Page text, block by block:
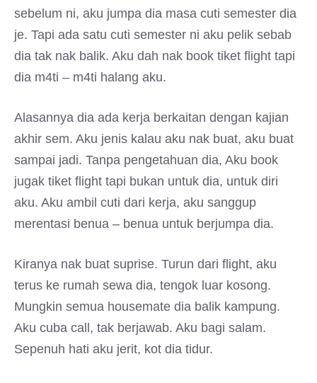
sebelum ni, aku jumpa dia masa cuti semester dia
je. Tapi ada satu cuti semester ni aku pelik sebab
dia tak nak balik. Aku dah nak book tiket flight tapi
dia m4ti – m4ti halang aku.
Alasannya dia ada kerja berkaitan dengan kajian
akhir sem. Aku jenis kalau aku nak buat, aku buat
sampai jadi. Tanpa pengetahuan dia, Aku book
jugak tiket flight tapi bukan untuk dia, untuk diri
aku. Aku ambil cuti dari kerja, aku sanggup
merentasi benua – benua untuk berjumpa dia.
Kiranya nak buat suprise. Turun dari flight, aku
terus ke rumah sewa dia, tengok luar kosong.
Mungkin semua housemate dia balik kampung.
Aku cuba call, tak berjawab. Aku bagi salam.
Sepenuh hati aku jerit, kot dia tidur.